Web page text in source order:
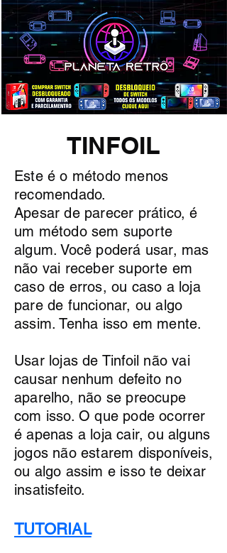
TINFOIL
Este é o método menos
recomendado.
Apesar de parecer prático, é
um método sem suporte
algum. Você poderá usar, mas
não vai receber suporte em
caso de erros, ou caso a loja
pare de funcionar, ou algo
assim. Tenha isso em mente.
Usar lojas de Tinfoil não vai
causar nenhum defeito no
aparelho, não se preocupe
com isso. O que pode ocorrer
é apenas a loja cair, ou alguns
jogos não estarem disponíveis,
ou algo assim e isso te deixar
insatisfeito.
TUTORIAL